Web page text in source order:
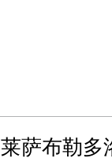
莱萨布勒多